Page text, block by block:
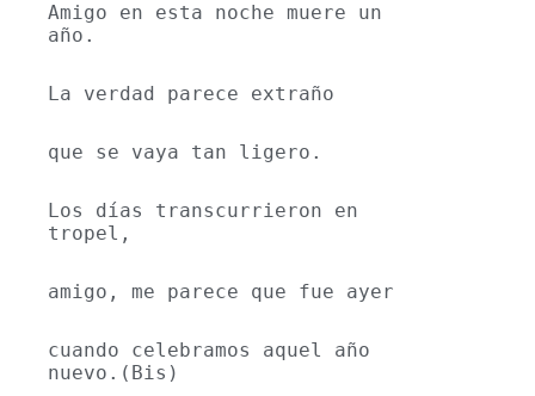
Amigo en esta noche muere un
año.
La verdad parece extraño
que se vaya tan ligero.
Los días transcurrieron en
tropel,
amigo, me parece que fue ayer
cuando celebramos aquel año
nuevo.(Bis)